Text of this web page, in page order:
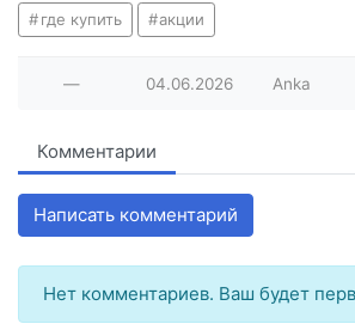
где купить акции
— 04.06.2026 Anka
Комментарии
Написать комментарий
Нет комментариев. Ваш будет